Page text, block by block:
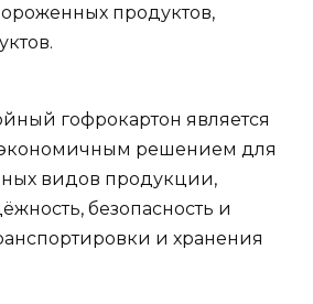
продуктов,
гофрокартон является
решением для
видов продукции,
безопасность и
и хранения